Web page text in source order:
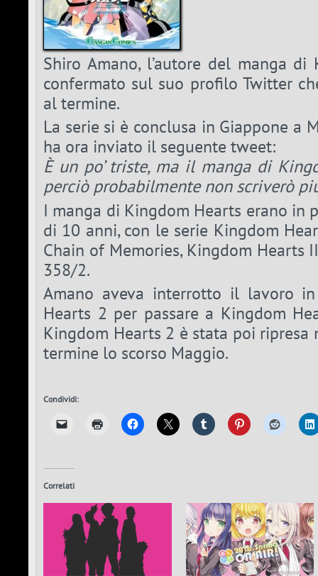
Shiro Amano, l’autore del manga di
confermato sul suo profilo Twitter
al termine.
La serie si è conclusa in Giappone a
ha ora inviato il seguente tweet:
È un po’ triste, ma il manga di
perciò probabilmente non scriverò
I manga di Kingdom Hearts erano in
di 10 anni, con le serie Kingdom
Chain of Memories, Kingdom Hearts
358/2.
Amano aveva interrotto il lavoro
Hearts 2 per passare a Kingdom
Kingdom Hearts 2 è stata poi ripresa
termine lo scorso Maggio.
Condividi:
Correlati